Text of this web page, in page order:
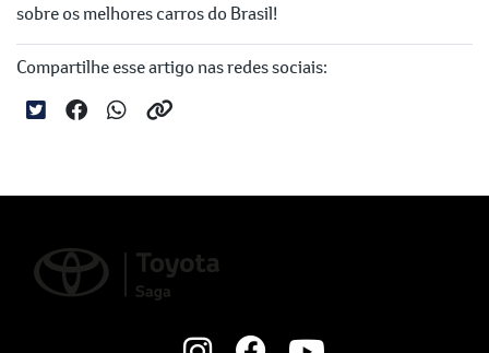
sobre os melhores carros do Brasil!
Compartilhe esse artigo nas redes sociais: